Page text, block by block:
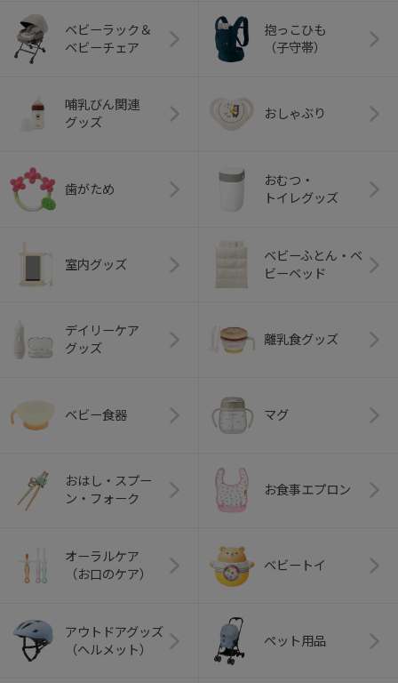
ベビーラック＆
ベビーチェア
抱っこひも
（子守帯）
哺乳びん関連
グッズ
おしゃぶり
歯がため
おむつ・
トイレグッズ
室内グッズ
ベビーふとん・ベ
ビーベッド
デイリーケア
グッズ
離乳食グッズ
ベビー食器 マグ
おはし・スプー
ン・フォーク
お食事エプロン
オーラルケア
（お口のケア）
ベビートイ
アウトドアグッズ
（ヘルメット）
ペット用品